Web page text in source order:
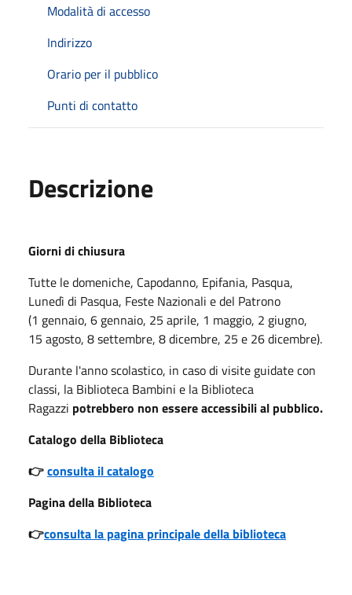
Modalità di accesso
Indirizzo
Orario per il pubblico
Punti di contatto
Descrizione
Giorni di chiusura
Tutte le domeniche, Capodanno, Epifania, Pasqua,
Lunedì di Pasqua, Feste Nazionali e del Patrono
(1 gennaio, 6 gennaio, 25 aprile, 1 maggio, 2 giugno,
15 agosto, 8 settembre, 8 dicembre, 25 e 26 dicembre).
Durante l'anno scolastico, in caso di visite guidate con
classi, la Biblioteca Bambini e la Biblioteca
Ragazzi potrebbero non essere accessibili al pubblico.
Catalogo della Biblioteca
👉consulta il catalogo
Pagina della Biblioteca
👉consulta la pagina principale della biblioteca